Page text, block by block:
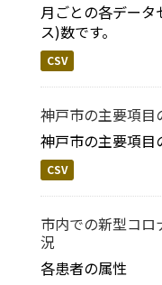
月ごとの各デー
ス)数です。
CSV
神戸市の主要項目
神戸市の主要項目
CSV
市内での新型コ
況
各患者の属性